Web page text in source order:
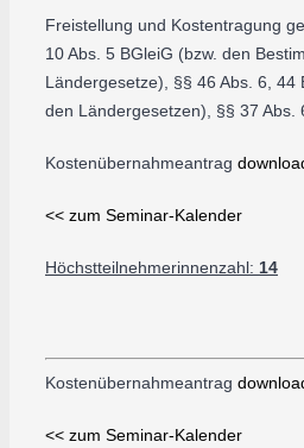
Freistellung und Kostentragung
10 Abs. 5 BGleiG (bzw. den
Ländergesetze), §§ 46 Abs. 6, 44
den Ländergesetzen), §§ 37 Abs.
Kostenübernahmeantrag
<< zum Seminar-Kalender
Höchstteilnehmerinnenzahl: 14
Kostenübernahmeantrag
<< zum Seminar-Kalender